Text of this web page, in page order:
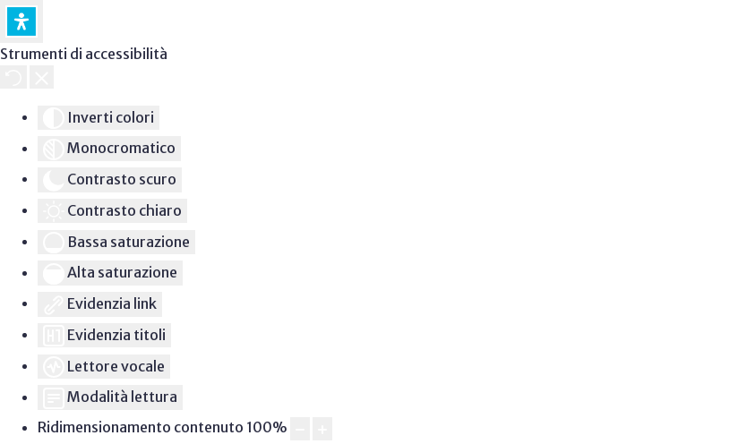
Strumenti di accessibilità
Inverti colori
Monocromatico
Contrasto scuro
Contrasto chiaro
Bassa saturazione
Alta saturazione
Evidenzia link
Evidenzia titoli
Lettore vocale
Modalità lettura
Ridimensionamento contenuto 100%